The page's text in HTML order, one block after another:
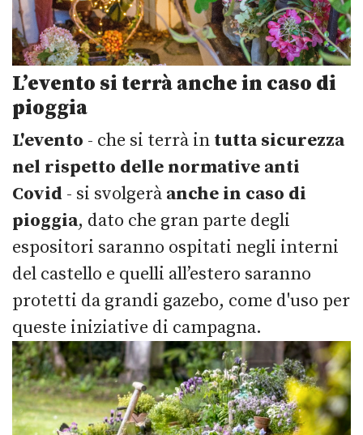
L’evento si terrà anche in caso di
pioggia
L'evento - che si terrà in tutta sicurezza
nel rispetto delle normative anti
Covid - si svolgerà anche in caso di
pioggia, dato che gran parte degli
espositori saranno ospitati negli interni
del castello e quelli all’estero saranno
protetti da grandi gazebo, come d'uso per
queste iniziative di campagna.